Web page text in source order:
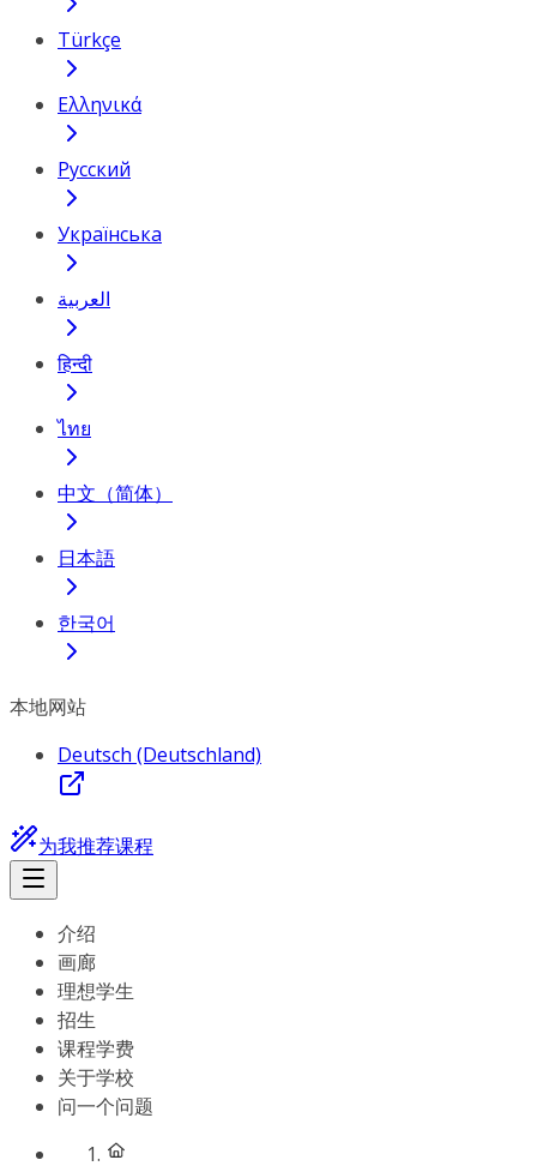
Türkçe
Ελληνικά
Русский
Українська
العربية
हिन्दी
ไทย
中文（简体）
日本語
한국어
本地网站
Deutsch (Deutschland)
为我推荐课程
介绍
画廊
理想学生
招生
课程学费
关于学校
问一个问题